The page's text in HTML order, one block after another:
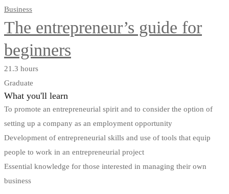
Business
The entrepreneur’s guide for
beginners
21.3 hours
Graduate
What you'll learn
To promote an entrepreneurial spirit and to consider the option of
setting up a company as an employment opportunity
Development of entrepreneurial skills and use of tools that equip
people to work in an entrepreneurial project
Essential knowledge for those interested in managing their own
business